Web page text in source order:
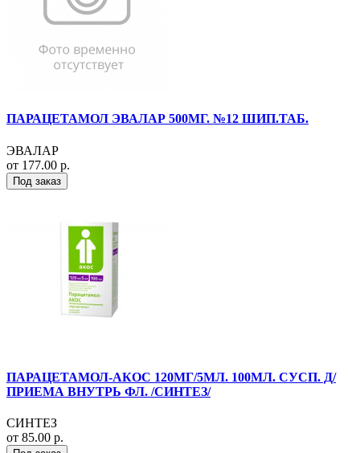
ПАРАЦЕТАМОЛ ЭВАЛАР 500МГ. №12 ШИП.ТАБ.
ЭВАЛАР
от 177.00 р.
Под заказ
ПАРАЦЕТАМОЛ-АКОС 120МГ/5МЛ. 100МЛ. СУСП. Д/
ПРИЕМА ВНУТРЬ ФЛ. /СИНТЕЗ/
СИНТЕЗ
от 85.00 р.